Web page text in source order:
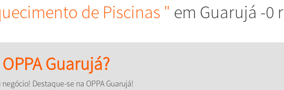
de Piscinas " em Guarujá -0
OPPA Guarujá?
Destaque-se na OPPA Guarujá!